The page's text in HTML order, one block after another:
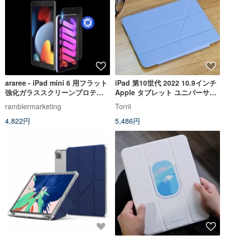
araree - iPad mini 6 用フラット
強化ガラススクリーンプロテク
ター
ramblermarketing
4,822円
iPad 第10世代 2022 10.9インチ
Apple タブレット ユニバーサル
保護ケース 滑り止め、落下防止
Torrii
5,486円